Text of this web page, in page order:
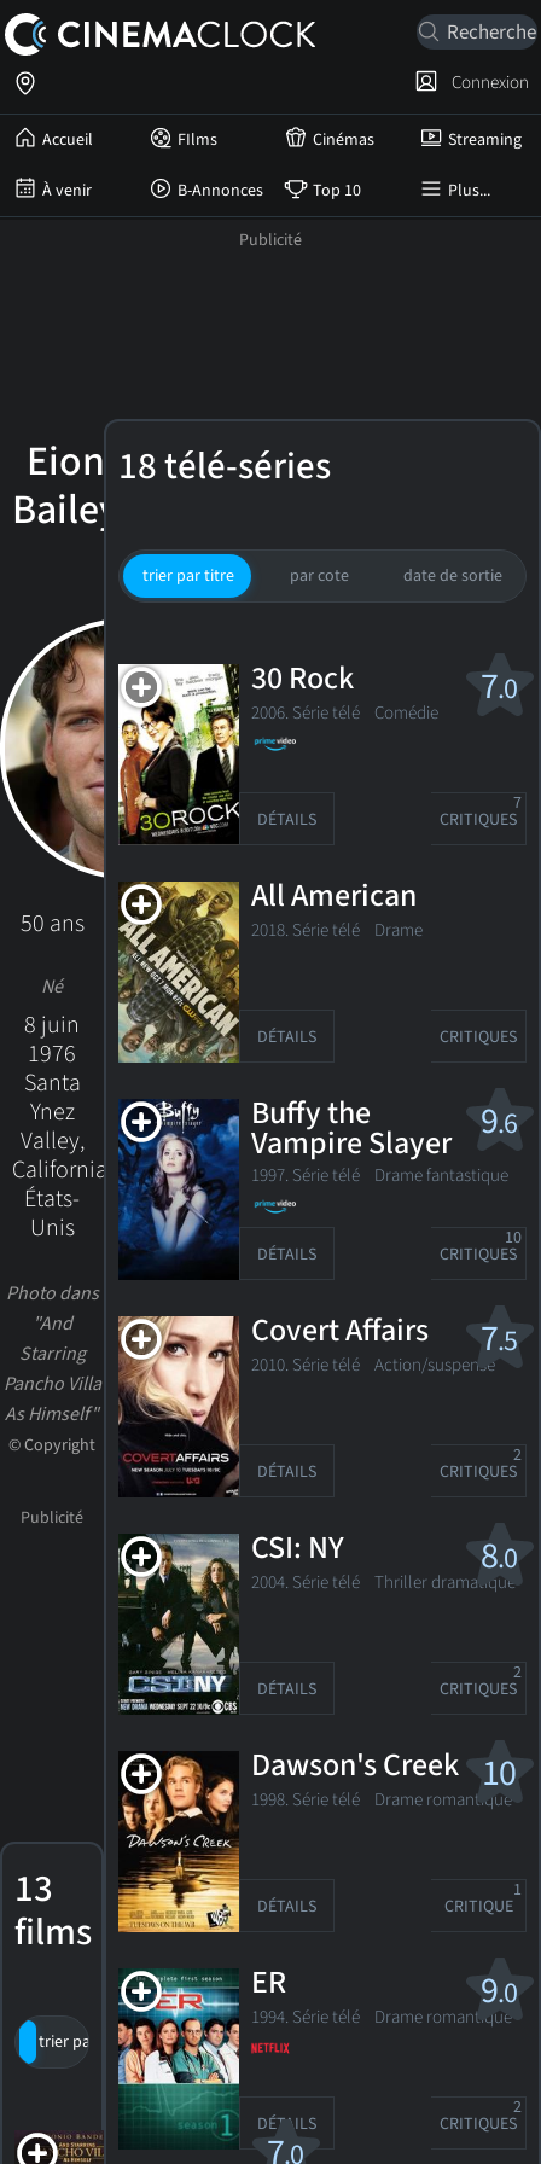
Accueil FIlms Cinémas Streaming
À venir B-Annonces Top 10 Plus...
Connexion
Eion
Bailey
50 ans
Né
8 juin
1976
Santa
Ynez
Valley,
California,
États-
Unis
Photo dans
"And
Starring
Pancho Villa
As Himself"
© Copyright
13
films
trier par titre par cote date de sortie
7.0
And
18 télé-séries
trier par titre par cote date de sortie
7.0
30 Rock
2006. Série télé Comédie
DÉTAILS CRITIQUES
7
All American
2018. Série télé Drame
DÉTAILS CRITIQUES
9.6
Buffy the
Vampire Slayer
1997. Série télé Drame fantastique
DÉTAILS CRITIQUES
10
7.5
Covert Affairs
2010. Série télé Action/suspense
DÉTAILS CRITIQUES
2
8.0
CSI: NY
2004. Série télé Thriller dramatique
DÉTAILS CRITIQUES
2
10
Dawson's Creek
1998. Série télé Drame romantique
DÉTAILS CRITIQUE
1
9.0
ER
1994. Série télé Drame romantique
DÉTAILS CRITIQUES
2